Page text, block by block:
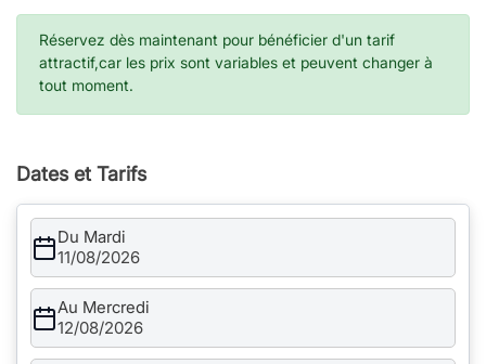
Réservez dès maintenant pour bénéficier d'un tarif
attractif,car les prix sont variables et peuvent changer à
tout moment.
Dates et Tarifs
Du Mardi
11/08/2026
Au Mercredi
12/08/2026